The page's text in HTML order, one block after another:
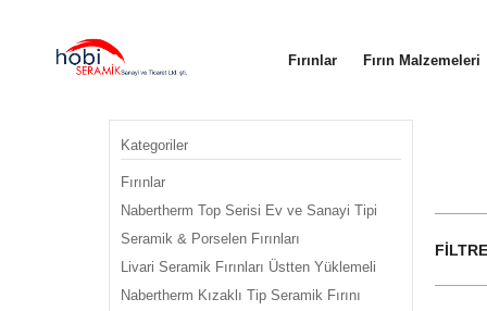
Fırınlar Fırın Malzemeleri
Kategoriler
Fırınlar
Nabertherm Top Serisi Ev ve Sanayi Tipi
Seramik & Porselen Fırınları
Livari Seramik Fırınları Üstten Yüklemeli
Nabertherm Kızaklı Tip Seramik Fırını